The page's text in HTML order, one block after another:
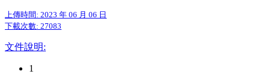
上傳時間: 2023 年 06 月 06 日
下載次數: 27083
文件說明:
1